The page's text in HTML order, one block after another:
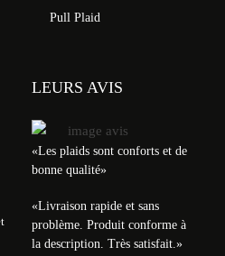
Pull Plaid
LEURS AVIS
«Les plaids sont conforts et de
bonne qualité»
«Livraison rapide et sans
problème. Produit conforme à
la description. Très satisfait.»